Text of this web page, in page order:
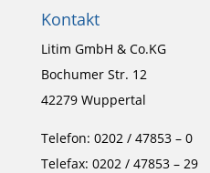
Kontakt
Litim GmbH & Co.KG
Bochumer Str. 12
42279 Wuppertal
Telefon: 0202 / 47853 – 0
Telefax: 0202 / 47853 – 29